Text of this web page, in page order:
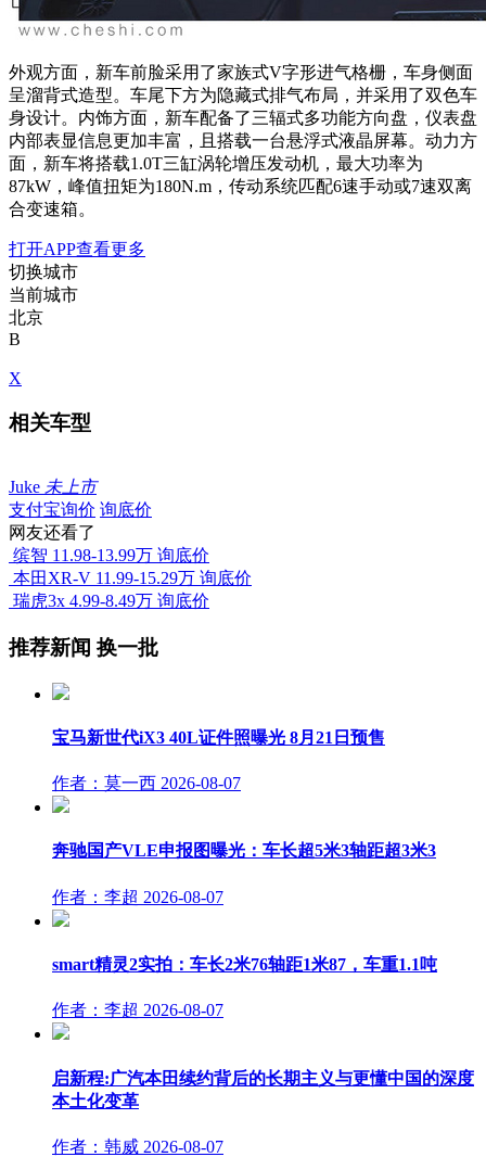
外观方面，新车前脸采用了家族式V字形进气格栅，车身侧面
呈溜背式造型。车尾下方为隐藏式排气布局，并采用了双色车
身设计。内饰方面，新车配备了三辐式多功能方向盘，仪表盘
内部表显信息更加丰富，且搭载一台悬浮式液晶屏幕。 动力方
面，新车将搭载1.0T三缸涡轮增压发动机，最大功率为
87kW，峰值扭矩为180N.m，传动系统匹配6速手动或7速双离
合变速箱。
打开APP查看更多
切换城市
当前城市
北京
B
X
相关车型
Juke 未上市
支付宝询价 询底价
网友还看了
缤智 11.98-13.99万 询底价
本田XR-V 11.99-15.29万 询底价
瑞虎3x 4.99-8.49万 询底价
推荐新闻 换一批
宝马新世代iX3 40L证件照曝光 8月21日预售
作者：莫一西 2026-08-07
奔驰国产VLE申报图曝光：车长超5米3轴距超3米3
作者：李超 2026-08-07
smart精灵2实拍：车长2米76轴距1米87，车重1.1吨
作者：李超 2026-08-07
启新程:广汽本田续约背后的长期主义与更懂中国的深度
本土化变革
作者：韩威 2026-08-07